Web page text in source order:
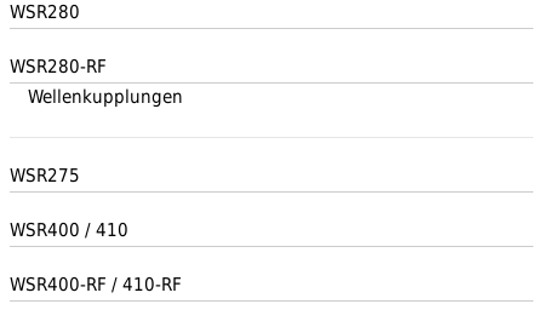
WSR280
WSR280-RF
Wellenkupplungen
WSR275
WSR400 / 410
WSR400-RF / 410-RF